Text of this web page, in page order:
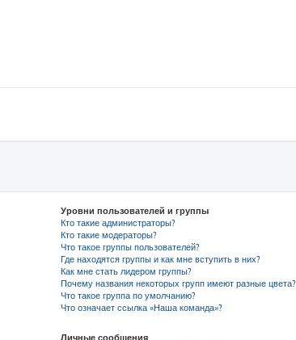
Уровни пользователей и группы
Кто такие администраторы?
Кто такие модераторы?
Что такое группы пользователей?
Где находятся группы и как мне вступить в них?
Как мне стать лидером группы?
Почему названия некоторых групп имеют разные цвета?
Что такое группа по умолчанию?
Что означает ссылка «Наша команда»?
Личные сообщения